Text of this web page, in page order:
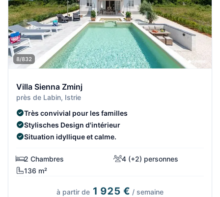
8/832
Villa Sienna Zminj
près de Labin, Istrie
Très convivial pour les familles
Stylisches Design d'intérieur
Situation idyllique et calme.
2 Chambres
4 (+2) personnes
136 m²
à partir de 1 925 € / semaine